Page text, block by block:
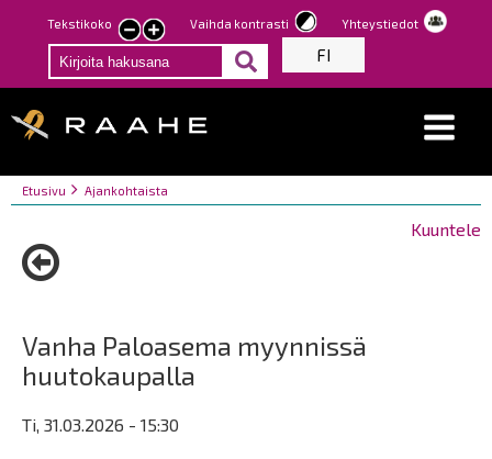
Hyppää
pääsisältöön
Tekstikoko
Pienennä
tekstin
kokoa
Suurenna
tekstin
kokoa
Vaihda kontrasti Yhteystiedot
FI
Breadcrumbs
You
here:
Etusivu Ajankohtaista
Kuuntele
Vanha Paloasema myynnissä
huutokaupalla
Ti, 31.03.2026 - 15:30